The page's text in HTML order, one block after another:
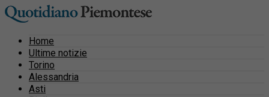
Home
Ultime notizie
Torino
Alessandria
Asti